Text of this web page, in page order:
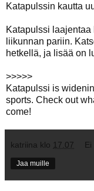
Katapulssin kautta
Katapulssi
liikunnan pariin.
hetkellä, ja lisää on
>>>>>
Katapulssi is
sports. Check out
come!
katriina klo 17.07 Ei
Jaa muille